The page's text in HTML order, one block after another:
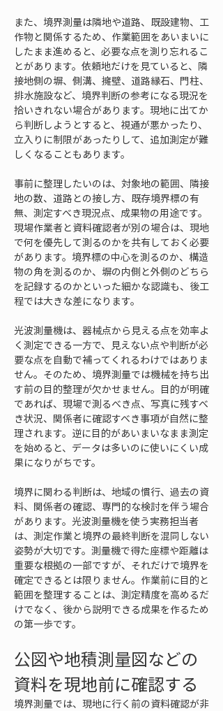
また、境界測量は隣地や道路、既設建物、工
作物と関係するため、作業範囲をあいまいに
したまま進めると、必要な点を測り忘れるこ
とがあります。依頼地だけを見ていると、隣
接地側の塀、側溝、擁壁、道路縁石、門柱、
排水施設など、境界判断の参考になる現況を
拾いきれない場合があります。現地に出てか
ら判断しようとすると、視通が悪かったり、
立入りに制限があったりして、追加測定が難
しくなることもあります。
事前に整理したいのは、対象地の範囲、隣接
地の数、道路との接し方、既存境界標の有
無、測定すべき現況点、成果物の用途です。
現場作業者と資料確認者が別の場合は、現地
で何を優先して測るのかを共有しておく必要
があります。境界標の中心を測るのか、構造
物の角を測るのか、塀の内側と外側のどちら
を記録するのかといった細かな認識も、後工
程では大きな差になります。
光波測量機は、器械点から見える点を効率よ
く測定できる一方で、見えない点や判断が必
要な点を自動で補ってくれるわけではありま
せん。そのため、境界測量では機械を持ち出
す前の目的整理が欠かせません。目的が明確
であれば、現場で測るべき点、写真に残すべ
き状況、関係者に確認すべき事項が自然に整
理されます。逆に目的があいまいなまま測定
を始めると、データは多いのに使いにくい成
果になりがちです。
境界に関わる判断は、地域の慣行、過去の資
料、関係者の確認、専門的な検討を伴う場合
があります。光波測量機を使う実務担当者
は、測定作業と境界の最終判断を混同しない
姿勢が大切です。測量機で得た座標や距離は
重要な根拠の一部ですが、それだけで境界を
確定できるとは限りません。作業前に目的と
範囲を整理することは、測定精度を高めるだ
けでなく、後から説明できる成果を作るため
の第一歩です。
公図や地積測量図などの
資料を現地前に確認する
境界測量では、現地に行く前の資料確認が非